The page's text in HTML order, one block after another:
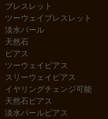
ブレスレット
ツーウェイブレスレット
淡水パール
天然石
ピアス
ツーウェイピアス
スリーウェイピアス
イヤリングチェンジ可能
天然石ピアス
淡水パールピアス